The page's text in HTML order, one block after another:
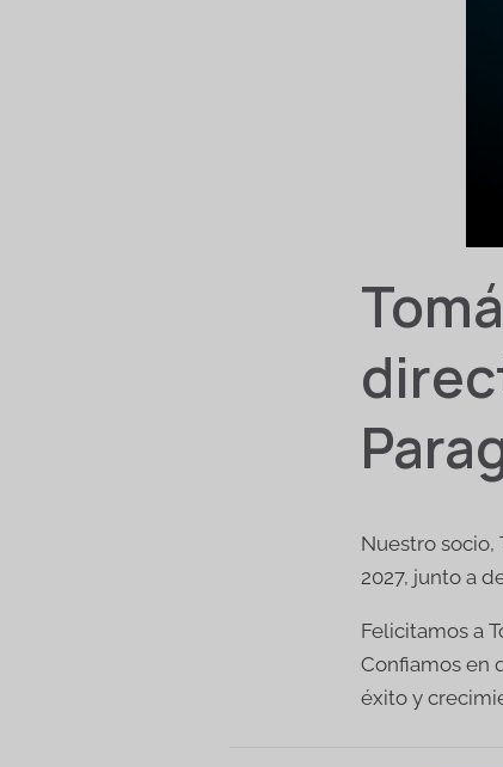
Nuestro socio,
2027, junto a
Felicitamos a
Confiamos en
éxito y